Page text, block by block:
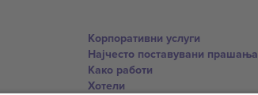
Корпоративни услуги
Најчесто поставувани прашања
Како работи
Хотели